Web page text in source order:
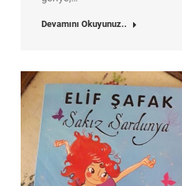
Devamını Okuyunuz..